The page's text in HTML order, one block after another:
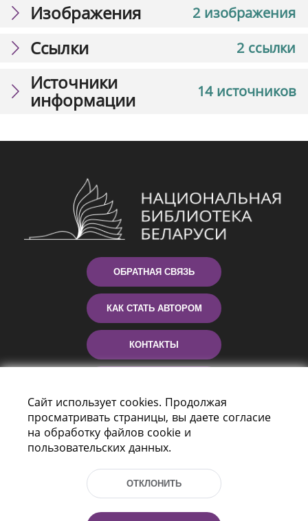
2 изображения
Изображения
2 ссылки
Ссылки
14 источников
Источники
информации
ОБРАТНАЯ СВЯЗЬ
КАК СТАТЬ АВТОРОМ
КОНТАКТЫ
Пр-т Независимости 116
Сайт использует cookies. Продолжая
просматривать страницы, вы даете согласие
на обработку файлов cookie и
пользовательских данных.
ОТКЛОНИТЬ